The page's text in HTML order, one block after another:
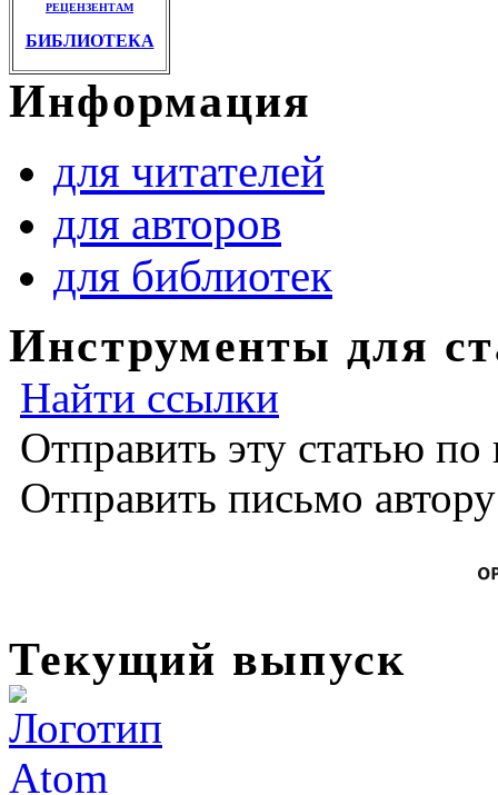
РЕЦЕНЗЕНТАМ
БИБЛИОТЕКА
Информация
для читателей
для авторов
для библиотек
Инструменты для
Найти ссылки
Отправить эту статью
Отправить письмо
Текущий выпуск